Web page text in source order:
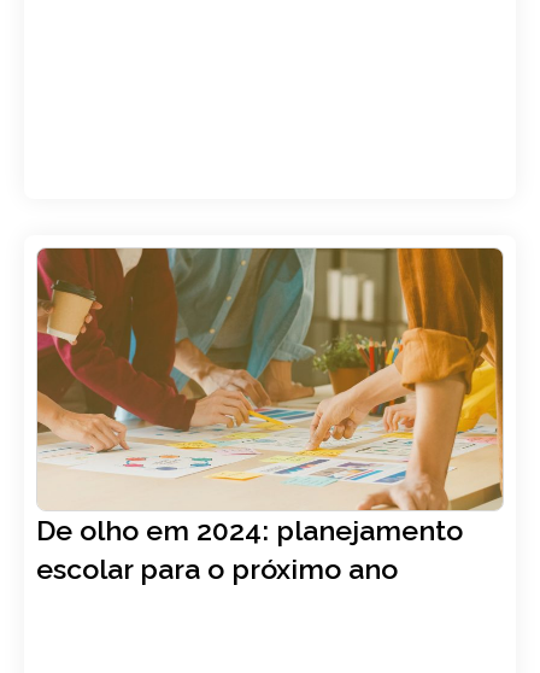
Autor: Gênios , Deiver Greboggy , Família
LER ARTIGO
De olho em 2024: planejamento
escolar para o próximo ano